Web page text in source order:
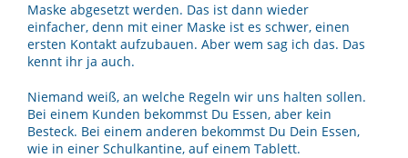
Maske abgesetzt werden. Das ist dann wieder
einfacher, denn mit einer Maske ist es schwer, einen
ersten Kontakt aufzubauen. Aber wem sag ich das. Das
kennt ihr ja auch.
Niemand weiß, an welche Regeln wir uns halten sollen.
Bei einem Kunden bekommst Du Essen, aber kein
Besteck. Bei einem anderen bekommst Du Dein Essen,
wie in einer Schulkantine, auf einem Tablett.